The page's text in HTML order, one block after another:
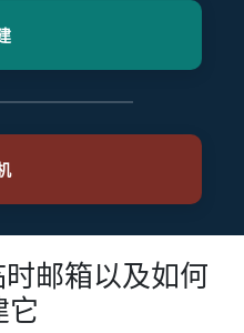
邮箱以及如何
它